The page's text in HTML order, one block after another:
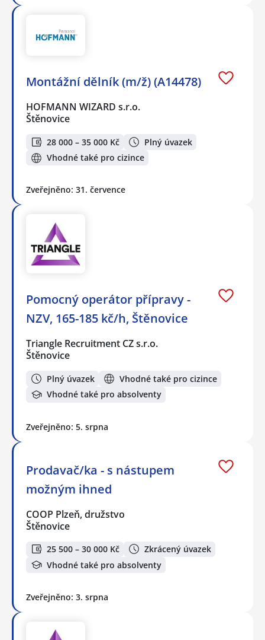
Montážní dělník (m/ž) (A14478)
HOFMANN WIZARD s.r.o.
Štěnovice
28 000 – 35 000 Kč
Plný úvazek
Vhodné také pro cizince
Zveřejněno: 31. července
Pomocný operátor přípravy -
NZV, 165-185 kč/h, Štěnovice
Triangle Recruitment CZ s.r.o.
Štěnovice
Plný úvazek
Vhodné také pro cizince
Vhodné také pro absolventy
Zveřejněno: 5. srpna
Prodavač/ka - s nástupem
možným ihned
COOP Plzeň, družstvo
Štěnovice
25 500 – 30 000 Kč
Zkrácený úvazek
Vhodné také pro absolventy
Zveřejněno: 3. srpna